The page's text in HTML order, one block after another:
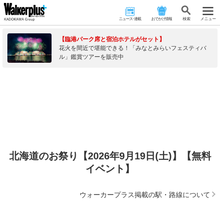
ニュース･連載 おでかけ情報 検 索 メニュー
【臨港パーク席と宿泊ホテルがセット】
花火を間近で堪能できる！「みなとみらいフェスティバ
ル」鑑賞ツアーを販売中
北海道のお祭り【2026年9月19日(土)】【無料
イベント】
ウォーカープラス掲載の駅・路線について